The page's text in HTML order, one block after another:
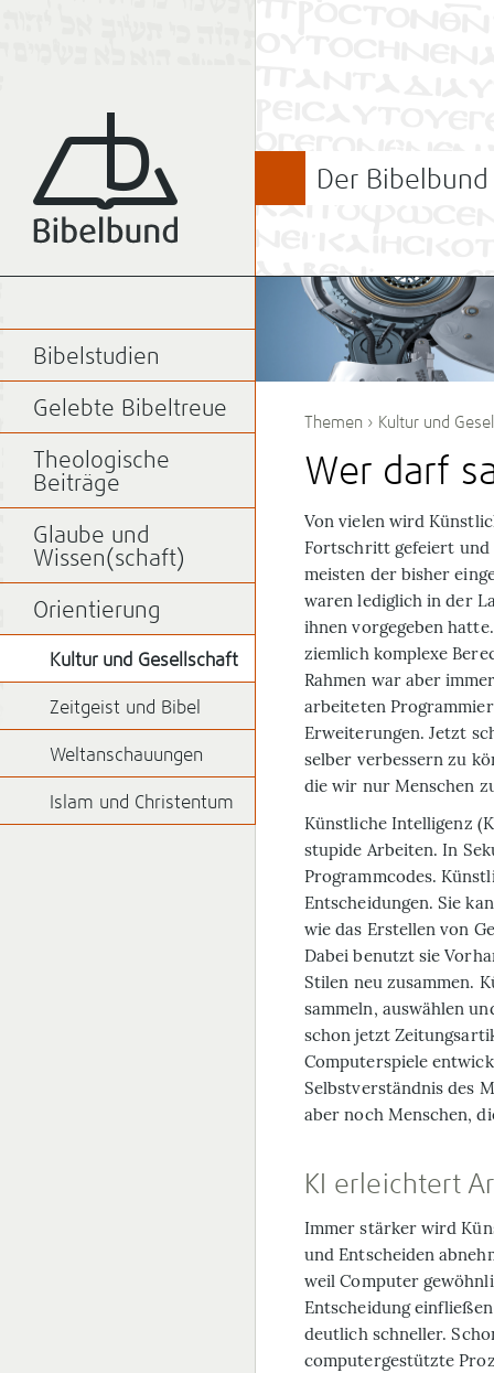
Der Bibelbund
Themen › Kultur und
Wer darf
Von vielen wird
Fortschritt gefeiert und
meisten der bisher
waren lediglich in der
ihnen vor­gegeben
ziemlich komplexe
Rahmen war aber
arbeiteten
Erweiterungen. Jetzt
selber verbessern zu
die wir nur Menschen
Künstliche Intelligenz
stupide Arbeiten. In
Programmcodes.
Entscheidungen. Sie
wie das Erstellen von
Dabei benutzt sie
Stilen neu zusammen.
sammeln, auswählen
schon jetzt
Computerspiele
Selbstverständnis des
aber noch Menschen,
KI erleichtert
Immer stärker wird
und Entscheiden
weil Computer
Entscheidung
deutlich schneller.
computergestützte
Bibelstudien
Gelebte Bibeltreue
Theologische
Beiträge
Glaube und
Wissen(schaft)
Orientierung
Kultur und Gesellschaft
Zeitgeist und Bibel
Weltanschauungen
Islam und Christentum